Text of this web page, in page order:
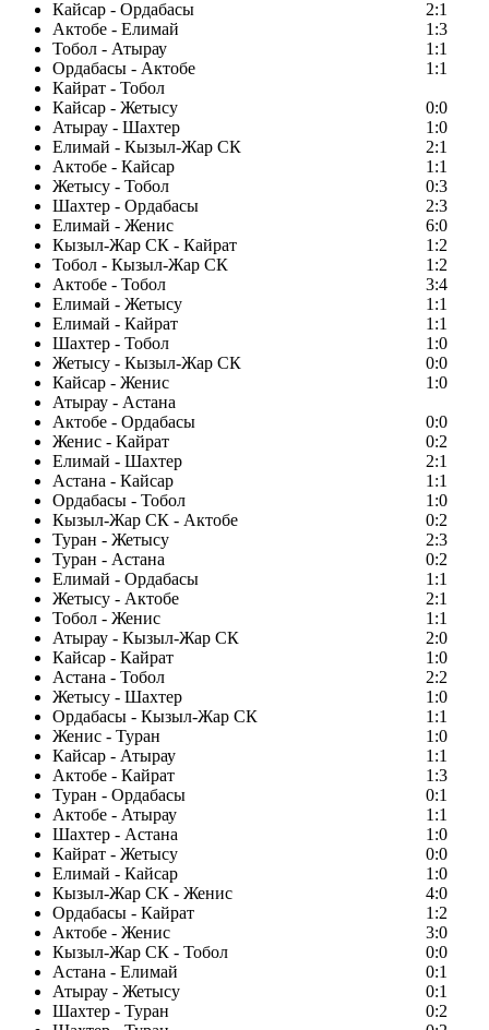
Кайсар - Ордабасы
2:1
Актобе - Елимай
1:3
Тобол - Атырау
1:1
Ордабасы - Актобе
1:1
Кайрат - Тобол
Кайсар - Жетысу
0:0
Атырау - Шахтер
1:0
Елимай - Кызыл-Жар СК
2:1
Актобе - Кайсар
1:1
Жетысу - Тобол
0:3
Шахтер - Ордабасы
2:3
Елимай - Женис
6:0
Кызыл-Жар СК - Кайрат
1:2
Тобол - Кызыл-Жар СК
1:2
Актобе - Тобол
3:4
Елимай - Жетысу
1:1
Елимай - Кайрат
1:1
Шахтер - Тобол
1:0
Жетысу - Кызыл-Жар СК
0:0
Кайсар - Женис
1:0
Атырау - Астана
Актобе - Ордабасы
0:0
Женис - Кайрат
0:2
Елимай - Шахтер
2:1
Астана - Кайсар
1:1
Ордабасы - Тобол
1:0
Кызыл-Жар СК - Актобе
0:2
Туран - Жетысу
2:3
Туран - Астана
0:2
Елимай - Ордабасы
1:1
Жетысу - Актобе
2:1
Тобол - Женис
1:1
Атырау - Кызыл-Жар СК
2:0
Кайсар - Кайрат
1:0
Астана - Тобол
2:2
Жетысу - Шахтер
1:0
Ордабасы - Кызыл-Жар СК
1:1
Женис - Туран
1:0
Кайсар - Атырау
1:1
Актобе - Кайрат
1:3
Туран - Ордабасы
0:1
Актобе - Атырау
1:1
Шахтер - Астана
1:0
Кайрат - Жетысу
0:0
Елимай - Кайсар
1:0
Кызыл-Жар СК - Женис
4:0
Ордабасы - Кайрат
1:2
Актобе - Женис
3:0
Кызыл-Жар СК - Тобол
0:0
Астана - Елимай
0:1
Атырау - Жетысу
0:1
Шахтер - Туран
0:2